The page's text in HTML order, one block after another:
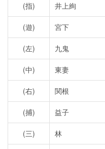
(指) 井上絢
(遊) 宮下
(左) 九鬼
(中) 東妻
(右) 関根
(捕) 益子
(三) 林